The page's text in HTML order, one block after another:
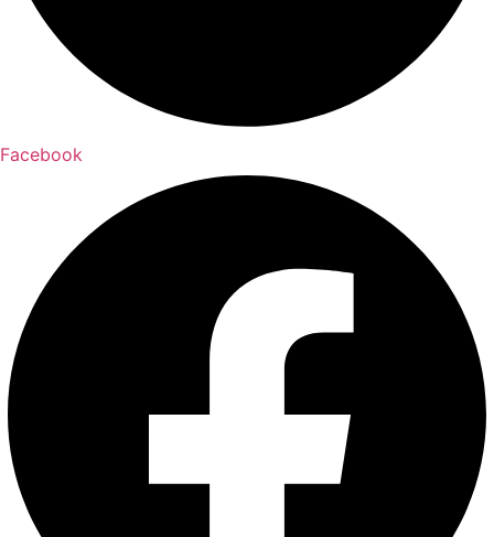
Facebook